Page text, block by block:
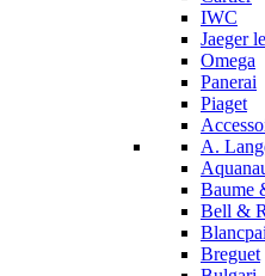
IWC
Jaeger
Omega
Panerai
Piaget
A.
Baume
Bell &
Breguet